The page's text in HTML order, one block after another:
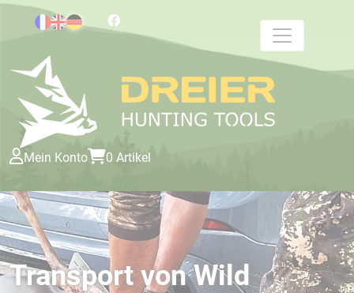
Mein Konto 0 Artikel
Transport von Wild
Cookie-Einstellungen